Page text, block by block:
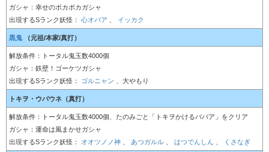
ガシャ：幸せのポカポカガシャ
出現するSランク妖怪：
心オバア イッカク
黒鬼 （元祖/本家/真打）
解放条件：トータル鬼玉数4000個
ガシャ：鉄壁！ゴーケツガシャ
出現するSランク妖怪：
ゴルニャン 大やもり
トキヲ・ウバウネ （真打）
解放条件：トータル鬼玉数4000個、たのみごと「トキヲかけるババア」をクリア
ガシャ：運命は風まかせガシャ
出現するSランク妖怪：
オオツノノ神 あつガルル はつでんしん くさなぎ